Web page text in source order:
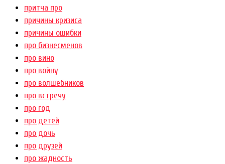
притча про
причины кризиса
причины ошибки
про бизнесменов
про вино
про войну
про волшебников
про встречу
про год
про детей
про дочь
про друзей
про жадность